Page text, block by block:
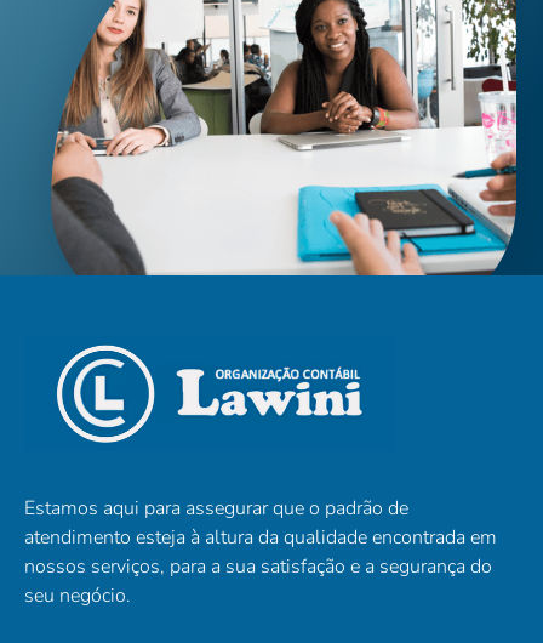
Estamos aqui para assegurar que o padrão de
atendimento esteja à altura da qualidade encontrada em
nossos serviços, para a sua satisfação e a segurança do
seu negócio.